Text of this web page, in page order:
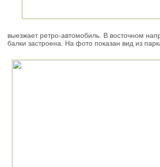
выезжает ретро-автомобиль. В восточном
балки застроена. На фото показан вид из